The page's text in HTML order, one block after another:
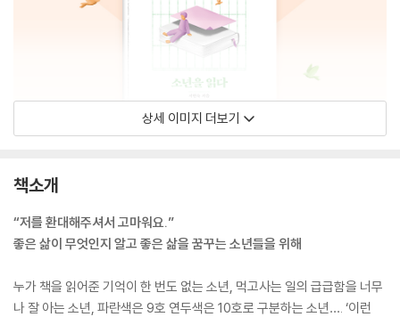
상세 이미지 더보기
책소개
“저를 환대해주셔서 고마워요.”
좋은 삶이 무엇인지 알고 좋은 삶을 꿈꾸는 소년들을 위해
누가 책을 읽어준 기억이 한 번도 없는 소년, 먹고사는 일의 급급함을 너무
나 잘 아는 소년, 파란색은 9호 연두색은 10호로 구분하는 소년…. ‘이런